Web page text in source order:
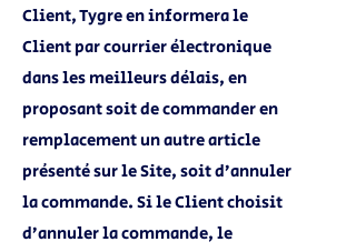
Client, Tygre en informera le
Client par courrier électronique
dans les meilleurs délais, en
proposant soit de commander en
remplacement un autre article
présenté sur le Site, soit d’annuler
la commande. Si le Client choisit
d’annuler la commande, le